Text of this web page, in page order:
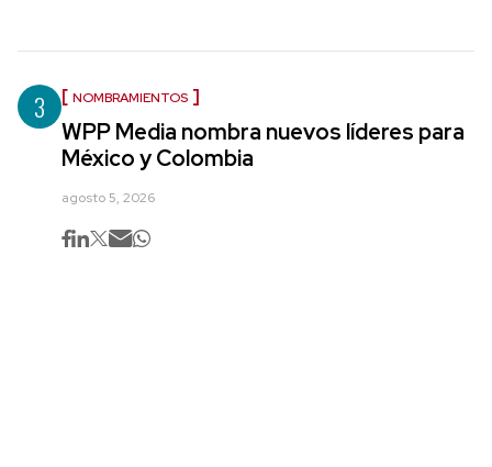
3 NOMBRAMIENTOS
WPP Media nombra nuevos líderes para
México y Colombia
agosto 5, 2026